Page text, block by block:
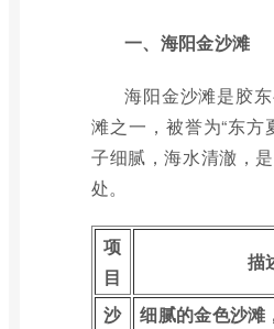
一、海阳金沙滩
海阳金沙滩是胶
滩之一，被誉为“东方
子细腻，海水清澈，
处。
项
目
描
沙
细腻的金色沙滩